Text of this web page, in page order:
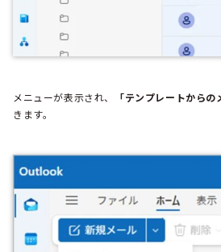
メニューが表示され、 「テンプレートからの
きます。